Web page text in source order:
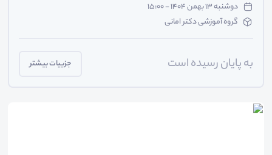
دوشنبه ۱۳ بهمن ۱۴۰۴ - ۱۵:۰۰
گروه آموزشی دکتر امانی
به پایان رسیده است جزییات بیشتر